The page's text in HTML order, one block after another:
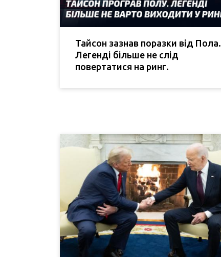
Тайсон зазнав поразки від Пола.
Легенді більше не слід
повертатися на ринг.